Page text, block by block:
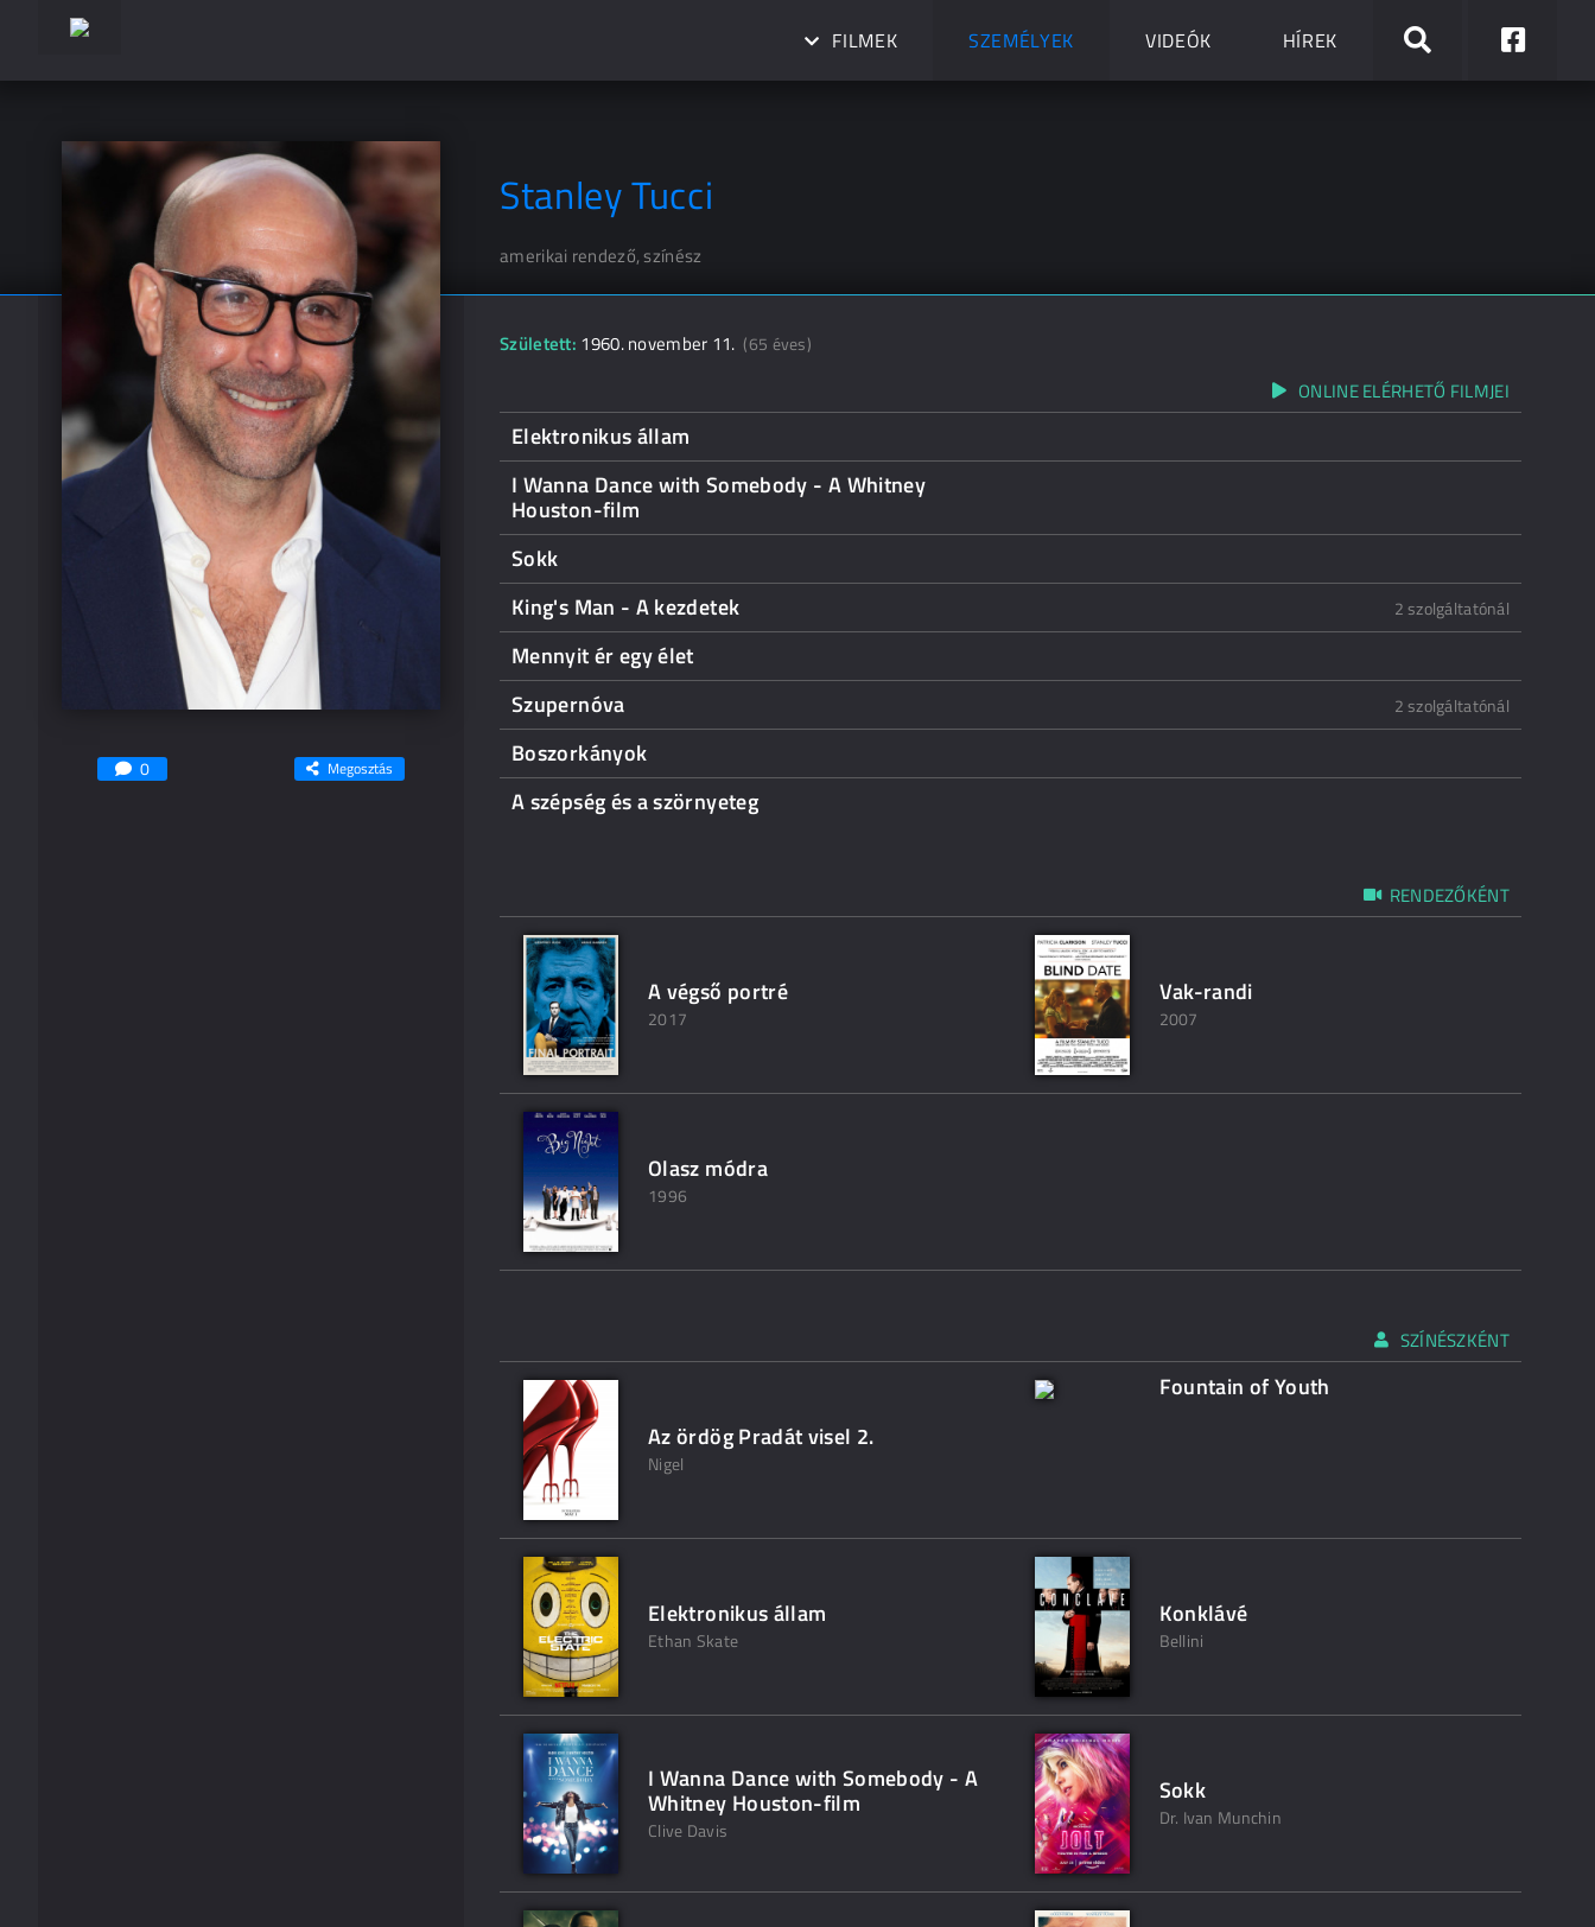
FILMEK SZEMÉLYEK VIDEÓK HÍREK
Stanley Tucci
amerikai rendező, színész
0 Megosztás
Született: 1960. november 11. (65 éves)
ONLINE ELÉRHETŐ FILMJEI
Elektronikus állam
I Wanna Dance with Somebody - A Whitney
Houston-film
Sokk
King's Man - A kezdetek
2 szolgáltatónál
Mennyit ér egy élet
Szupernóva
2 szolgáltatónál
Boszorkányok
A szépség és a szörnyeteg
RENDEZŐKÉNT
A végső portré
2017
Vak-randi
2007
Olasz módra
1996
SZÍNÉSZKÉNT
Az ördög Pradát visel 2.
Nigel
Fountain of Youth
Elektronikus állam
Ethan Skate
Konklávé
Bellini
I Wanna Dance with Somebody - A
Whitney Houston-film
Clive Davis
Sokk
Dr. Ivan Munchin